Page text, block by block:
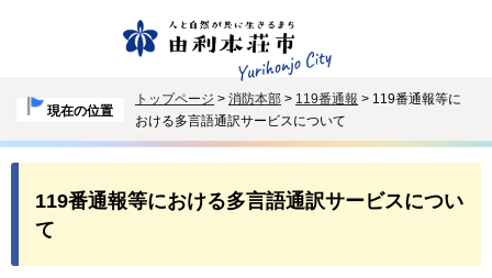
現在の位置
トップページ > 消防本部 > 119番通報 > 119番通報等に
おける多言語通訳サービスについて
119番通報等における多言語通訳サービスについ
て